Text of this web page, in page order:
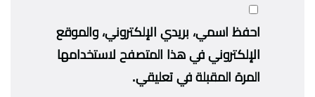
احفظ اسمي، بريدي الإلكتروني، والموقع
الإلكتروني في هذا المتصفح لاستخدامها
المرة المقبلة في تعليقي.